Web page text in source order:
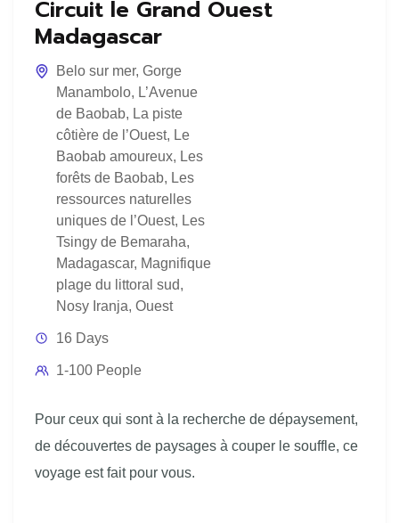
Circuit le Grand Ouest
Madagascar
Belo sur mer, Gorge
Manambolo, L’Avenue
de Baobab, La piste
côtière de l’Ouest, Le
Baobab amoureux, Les
forêts de Baobab, Les
ressources naturelles
uniques de l’Ouest, Les
Tsingy de Bemaraha,
Madagascar, Magnifique
plage du littoral sud,
Nosy Iranja, Ouest
16 Days
1-100 People
Pour ceux qui sont à la recherche de dépaysement,
de découvertes de paysages à couper le souffle, ce
voyage est fait pour vous.